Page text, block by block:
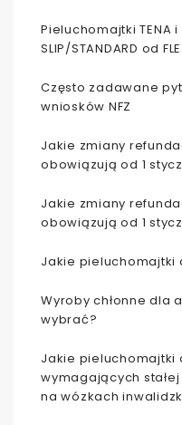
Pieluchomajtki TENA
SLIP/STANDARD od
Często zadawane
wniosków NFZ
Jakie zmiany
obowiązują od 1
Jakie zmiany
obowiązują od 1
Jakie pieluchomajtki
Wyroby chłonne dla
wybrać?
Jakie pieluchomajtki
wymagających
na wózkach